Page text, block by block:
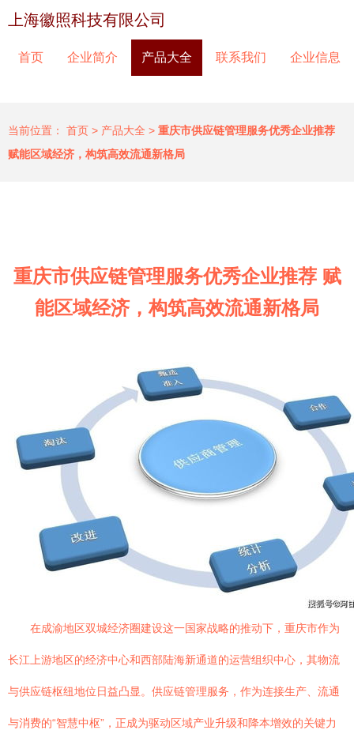
上海徽照科技有限公司
首页 企业简介 产品大全 联系我们 企业信息
当前位置： 首页 > 产品大全 > 重庆市供应链管理服务优秀企业推荐
赋能区域经济，构筑高效流通新格局
重庆市供应链管理服务优秀企业推荐 赋
能区域经济，构筑高效流通新格局
在成渝地区双城经济圈建设这一国家战略的推动下，重庆市作为
长江上游地区的经济中心和西部陆海新通道的运营组织中心，其物流
与供应链枢纽地位日益凸显。供应链管理服务，作为连接生产、流通
与消费的“智慧中枢”，正成为驱动区域产业升级和降本增效的关键力